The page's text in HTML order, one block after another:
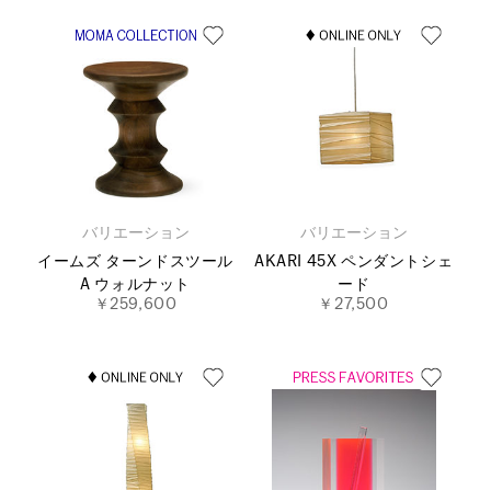
バリエーション
イームズ ターンドスツール
A ウォルナット
￥259,600
バリエーション
AKARI 45X ペンダントシェ
ード
￥27,500